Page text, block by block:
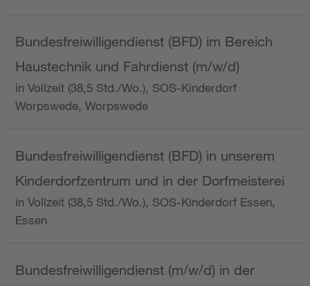
Bundesfreiwilligendienst (BFD) im Bereich
Haustechnik und Fahrdienst (m/w/d)
in Vollzeit (38,5 Std./Wo.), SOS-Kinderdorf
Worpswede, Worpswede
Bundesfreiwilligendienst (BFD) in unserem
Kinderdorfzentrum und in der Dorfmeisterei
in Vollzeit (38,5 Std./Wo.), SOS-Kinderdorf Essen,
Essen
Bundesfreiwilligendienst (m/w/d) in der